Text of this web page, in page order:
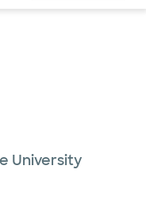
University